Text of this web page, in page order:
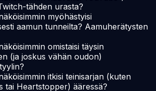
tähden urasta?
myöhästyisi
aamun tunneilta? Aamuherätysten
omistaisi täysin
(ja joskus vähän oudon)
itkisi teinisarjan (kuten
tai Heartstopper) ääressä?